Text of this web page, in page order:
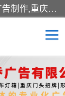
重庆润乔广告有限公司是一家集重庆广告制作,重庆标识标牌,亚克力发光字,led发光字,树脂发光字,超薄灯箱,拉布灯箱,吸塑灯箱,门头招牌,企业形象墙,写真喷绘,x展架,拉网展架,广告展架,条幅,锦旗设计,制作,施工,维护为一体的专业化广告公司.